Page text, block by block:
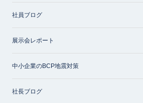
社員ブログ
展示会レポート
中小企業のBCP地震対策
社長ブログ